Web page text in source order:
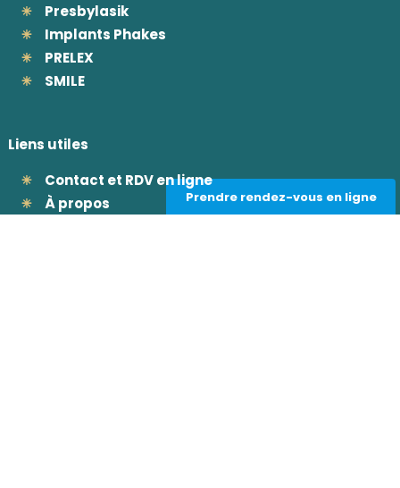
Prendre rendez-vous en ligne
Presbylasik
Implants Phakes
PRELEX
SMILE
Liens utiles
Contact et RDV en ligne
À propos